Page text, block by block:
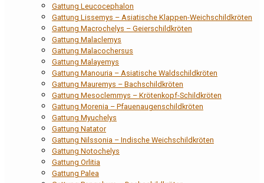
Gattung Leucocephalon
Gattung Lissemys – Asiatische Klappen-Weichschildkröten
Gattung Macrochelys – Geierschildkröten
Gattung Malaclemys
Gattung Malacochersus
Gattung Malayemys
Gattung Manouria – Asiatische Waldschildkröten
Gattung Mauremys – Bachschildkröten
Gattung Mesoclemmys – Krötenkopf-Schildkröten
Gattung Morenia – Pfauenaugenschildkröten
Gattung Myuchelys
Gattung Natator
Gattung Nilssonia – Indische Weichschildkröten
Gattung Notochelys
Gattung Orlitia
Gattung Palea